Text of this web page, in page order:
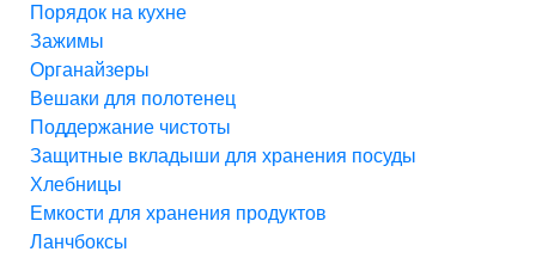
Порядок на кухне
Зажимы
Органайзеры
Вешаки для полотенец
Поддержание чистоты
Защитные вкладыши для хранения посуды
Хлебницы
Емкости для хранения продуктов
Ланчбоксы